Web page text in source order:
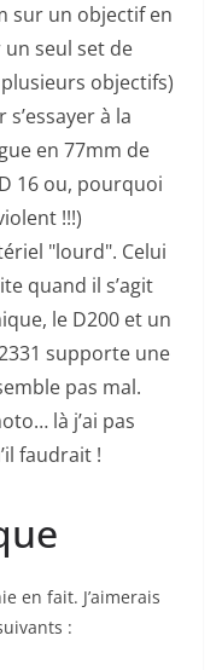
sur un objectif en
seul set de
objectifs)
à la
en 77mm de
16 ou, pourquoi
!!!)
"lourd". Celui
quand il s’agit
le D200 et un
supporte une
pas mal.
là j’ai pas
faudrait !
en fait. J’aimerais
: